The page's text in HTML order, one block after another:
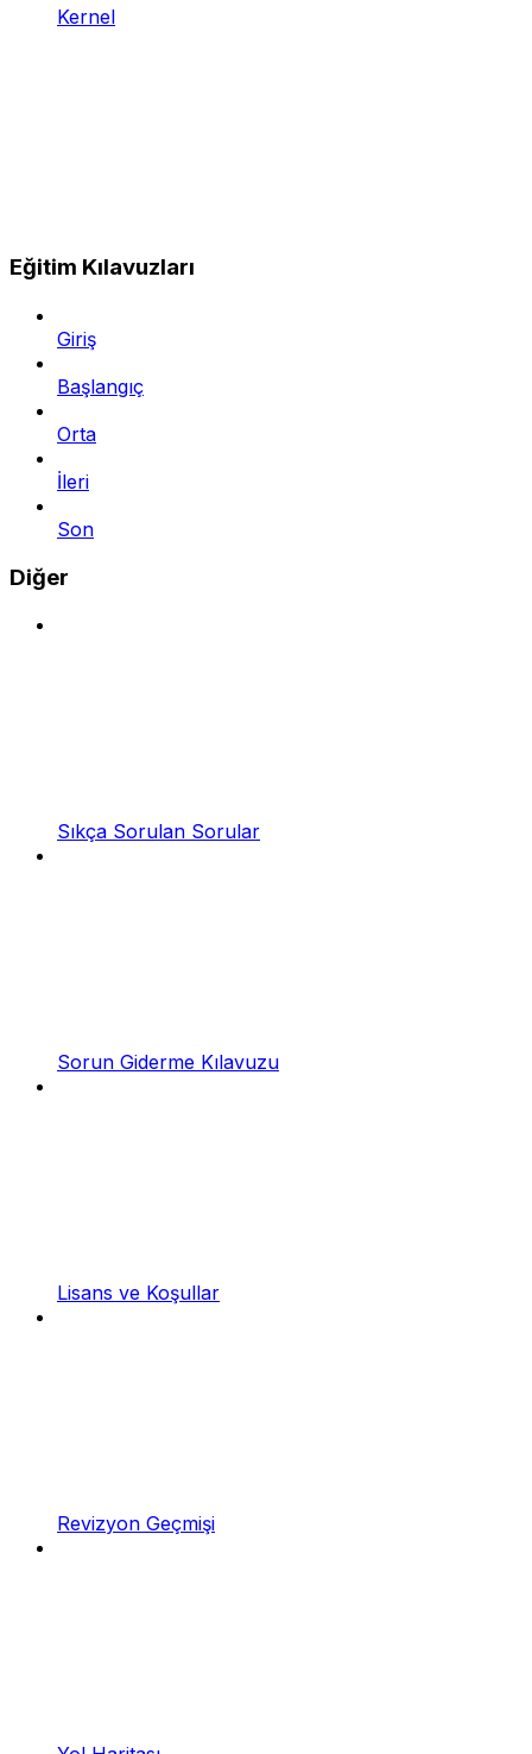
Kernel
Eğitim Kılavuzları
Giriş
Başlangıç
Orta
İleri
Son
Diğer
Sıkça Sorulan Sorular
Sorun Giderme Kılavuzu
Lisans ve Koşullar
Revizyon Geçmişi